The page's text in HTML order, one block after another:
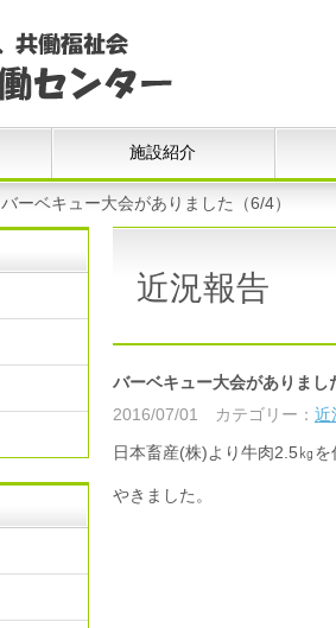
施設紹介
バーベキュー大会がありました（6/4）
近況報告
バーベキュー大会がありまし
2016/07/01
カテゴリー： 近
日本畜産(株)より牛肉2.5㎏を
やきました。